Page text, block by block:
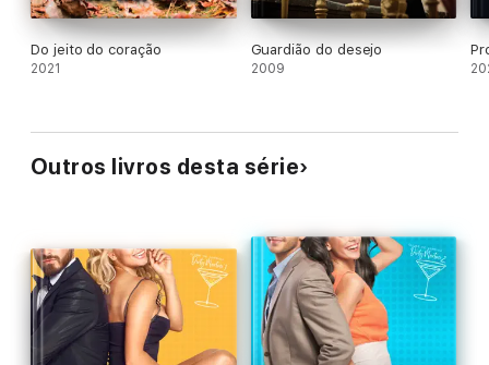
Do jeito do coração
2021
Guardião do desejo
2009
Outros livros desta série